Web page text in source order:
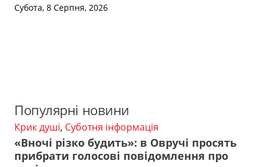
Субота, 8 Серпня, 2026
Популярні новини
Крик душі, Суботня інформація
«Вночі різко будить»: в Овручі просять
прибрати голосові повідомлення про